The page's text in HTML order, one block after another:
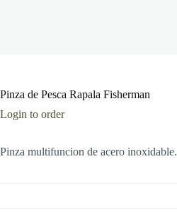
Pinza de Pesca Rapala Fisherman
Login to order
Pinza multifuncion de acero inoxidable.